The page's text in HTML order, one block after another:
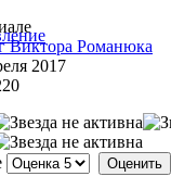
Виктора Романюка
2017